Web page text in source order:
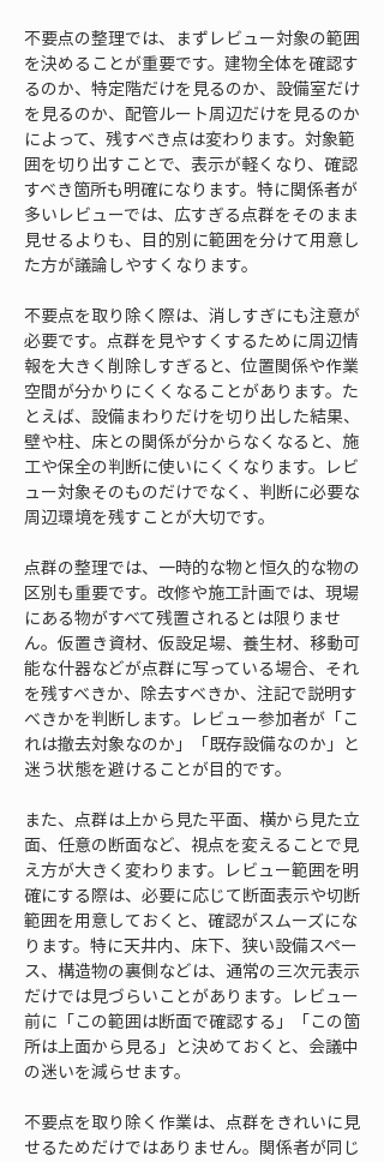
不要点の整理では、まずレビュー対象の範囲
を決めることが重要です。建物全体を確認す
るのか、特定階だけを見るのか、設備室だけ
を見るのか、配管ルート周辺だけを見るのか
によって、残すべき点は変わります。対象範
囲を切り出すことで、表示が軽くなり、確認
すべき箇所も明確になります。特に関係者が
多いレビューでは、広すぎる点群をそのまま
見せるよりも、目的別に範囲を分けて用意し
た方が議論しやすくなります。
不要点を取り除く際は、消しすぎにも注意が
必要です。点群を見やすくするために周辺情
報を大きく削除しすぎると、位置関係や作業
空間が分かりにくくなることがあります。た
とえば、設備まわりだけを切り出した結果、
壁や柱、床との関係が分からなくなると、施
工や保全の判断に使いにくくなります。レビ
ュー対象そのものだけでなく、判断に必要な
周辺環境を残すことが大切です。
点群の整理では、一時的な物と恒久的な物の
区別も重要です。改修や施工計画では、現場
にある物がすべて残置されるとは限りませ
ん。仮置き資材、仮設足場、養生材、移動可
能な什器などが点群に写っている場合、それ
を残すべきか、除去すべきか、注記で説明す
べきかを判断します。レビュー参加者が「こ
れは撤去対象なのか」「既存設備なのか」と
迷う状態を避けることが目的です。
また、点群は上から見た平面、横から見た立
面、任意の断面など、視点を変えることで見
え方が大きく変わります。レビュー範囲を明
確にする際は、必要に応じて断面表示や切断
範囲を用意しておくと、確認がスムーズにな
ります。特に天井内、床下、狭い設備スペー
ス、構造物の裏側などは、通常の三次元表示
だけでは見づらいことがあります。レビュー
前に「この範囲は断面で確認する」「この箇
所は上面から見る」と決めておくと、会議中
の迷いを減らせます。
不要点を取り除く作業は、点群をきれいに見
せるためだけではありません。関係者が同じ